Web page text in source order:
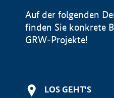
Auf der folgenden
finden Sie konkrete
GRW-Projekte!
LOS GEHT'S